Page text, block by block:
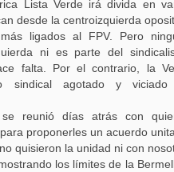
Lista Verde irá divida en
desde la centroizquierda
ligados al FPV. Pero
ni es parte del
falta. Por el contrario, la
sindical agotado y
reunió días atrás con
proponerles un acuerdo
quisieron la unidad ni con
los límites de la